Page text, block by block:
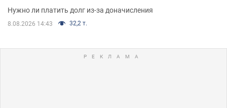
Нужно ли платить долг из-за доначисления
8.08.2026 14:43 32,2 т.